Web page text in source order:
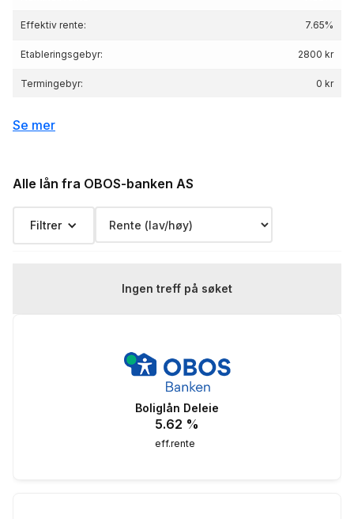
Effektiv rente: 7.65%
Etableringsgebyr: 2800 kr
Termingebyr: 0 kr
Se mer
Alle lån fra OBOS-banken AS
Filtrer
Ingen treff på søket
Boliglån Deleie
5.62 %
eff.rente